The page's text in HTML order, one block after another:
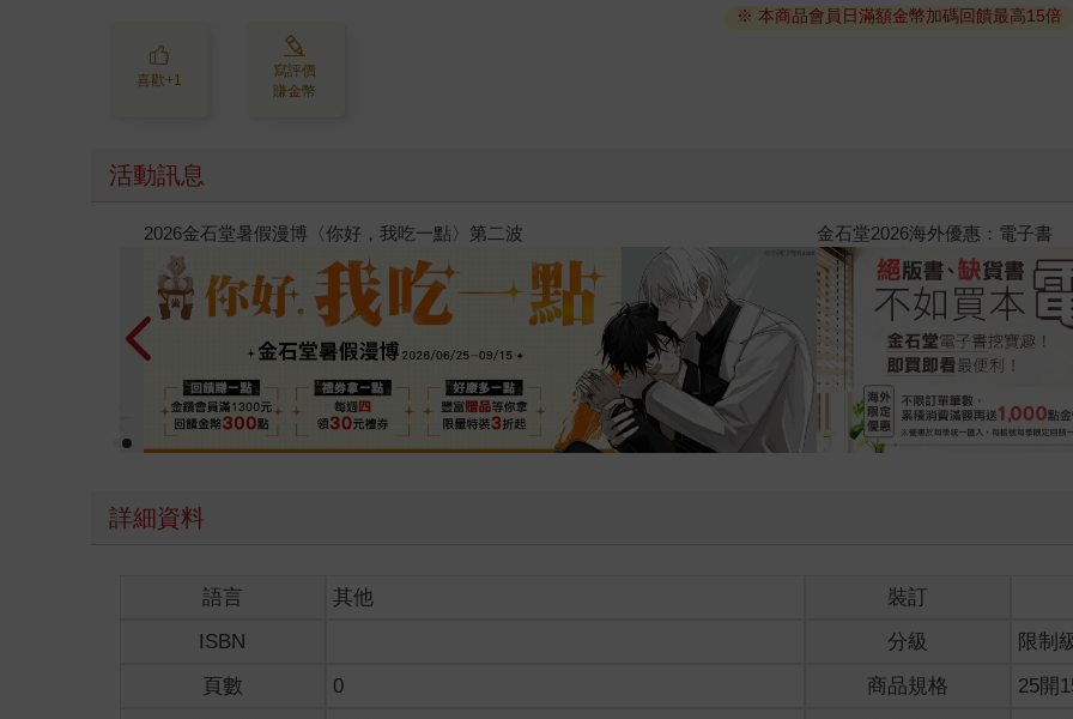
喜歡+1
寫評價
賺金幣
※ 本商品會員日滿額金幣加碼回饋最高15倍
活動訊息
春光ｘ奇幻基地｜全書系展 2026金石堂暑假漫博〈你好，我
詳細資料
語言 其他
裝訂
ISBN
分級
限制
頁數
0 商品規格
25開